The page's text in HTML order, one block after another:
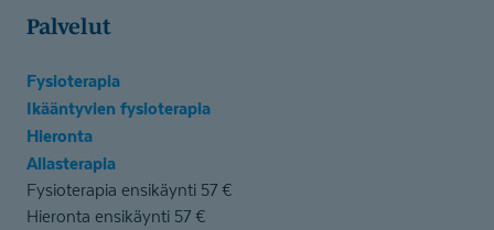
Palvelut
Fysioterapia
Ikääntyvien fysioterapia
Hieronta
Allasterapia
Fysioterapia ensikäynti 57 €
Hieronta ensikäynti 57 €